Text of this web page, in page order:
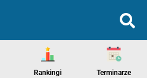
Rankingi Terminarze